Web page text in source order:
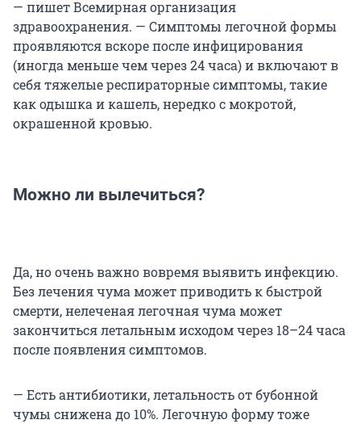
— пишет Всемирная организация
здравоохранения. — Симптомы легочной формы
проявляются вскоре после инфицирования
(иногда меньше чем через 24 часа) и включают в
себя тяжелые респираторные симптомы, такие
как одышка и кашель, нередко с мокротой,
окрашенной кровью.
Можно ли вылечиться?
Да, но очень важно вовремя выявить инфекцию.
Без лечения чума может приводить к быстрой
смерти, нелеченая легочная чума может
закончиться летальным исходом через 18–24 часа
после появления симптомов.
— Есть антибиотики, летальность от бубонной
чумы снижена до 10%. Легочную форму тоже